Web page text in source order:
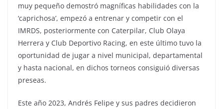
muy pequeño demostró magníficas habilidades con la
‘caprichosa’, empezó a entrenar y competir con el
IMRDS, posteriormente con Caterpilar, Club Olaya
Herrera y Club Deportivo Racing, en este último tuvo la
oportunidad de jugar a nivel municipal, departamental
y hasta nacional, en dichos torneos consiguió diversas
preseas.
Este año 2023, Andrés Felipe y sus padres decidieron